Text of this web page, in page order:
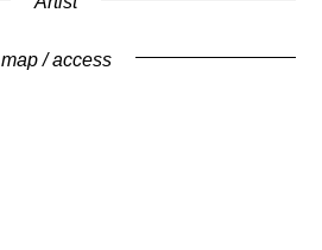
map / access